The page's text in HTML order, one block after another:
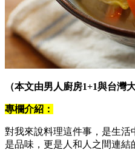
（本文由男人廚房1+1與台灣
專欄介紹：
對我來說料理這件事，是生活
是品味，更是人和人之間連結